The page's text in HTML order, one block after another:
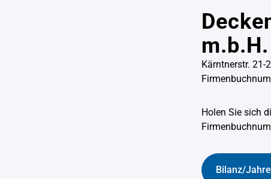
m.b.H.
Kärntnerstr. 21-
Holen Sie sich
Bilanz/